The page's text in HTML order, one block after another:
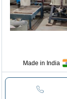
Made in India